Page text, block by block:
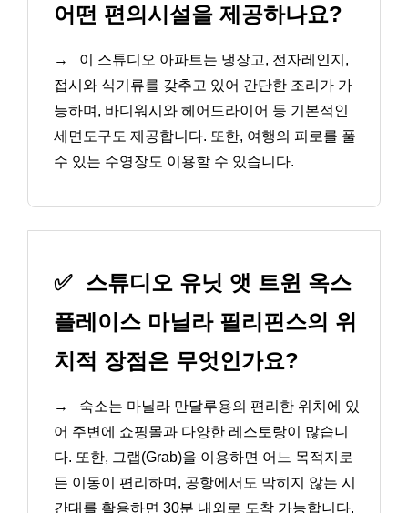
어떤 편의시설을 제공하나요?
→
이 스튜디오 아파트는 냉장고, 전자레인지,
접시와 식기류를 갖추고 있어 간단한 조리가 가
능하며, 바디워시와 헤어드라이어 등 기본적인
세면도구도 제공합니다. 또한, 여행의 피로를 풀
수 있는 수영장도 이용할 수 있습니다.
✅ 스튜디오 유닛 앳 트윈 옥스
플레이스 마닐라 필리핀스의 위
치적 장점은 무엇인가요?
→
숙소는 마닐라 만달루용의 편리한 위치에 있
어 주변에 쇼핑몰과 다양한 레스토랑이 많습니
다. 또한, 그랩(Grab)을 이용하면 어느 목적지로
든 이동이 편리하며, 공항에서도 막히지 않는 시
간대를 활용하면 30분 내외로 도착 가능합니다.